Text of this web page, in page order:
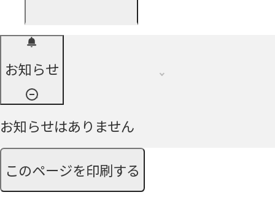
お知らせ
お知らせはありません
このページを印刷する